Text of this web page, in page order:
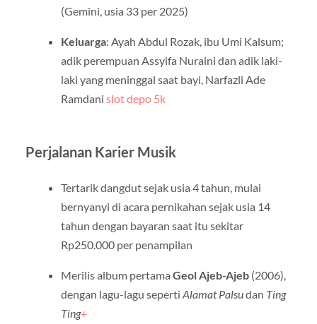
(Gemini, usia 33 per 2025)
Keluarga: Ayah Abdul Rozak, ibu Umi Kalsum;
adik perempuan Assyifa Nuraini dan adik laki-
laki yang meninggal saat bayi, Narfazli Ade
Ramdani slot depo 5k
Perjalanan Karier Musik
Tertarik dangdut sejak usia 4 tahun, mulai
bernyanyi di acara pernikahan sejak usia 14
tahun dengan bayaran saat itu sekitar
Rp250.000 per penampilan
Merilis album pertama Geol Ajeb-Ajeb(2006),
dengan lagu-lagu seperti Alamat Palsudan Ting
Ting+